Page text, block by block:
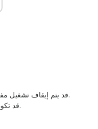
قد يتم إيقاف تشغيل مفتاح لوحة اللمس على لوحة المفاتيح.
قد تكون برامج تشغيل لوحة اللمس قديمة.